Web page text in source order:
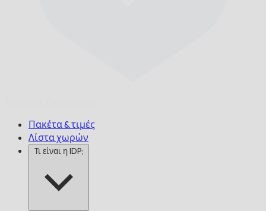
Πακέτα & τιμές
Λίστα χωρών
Τι είναι η IDP;